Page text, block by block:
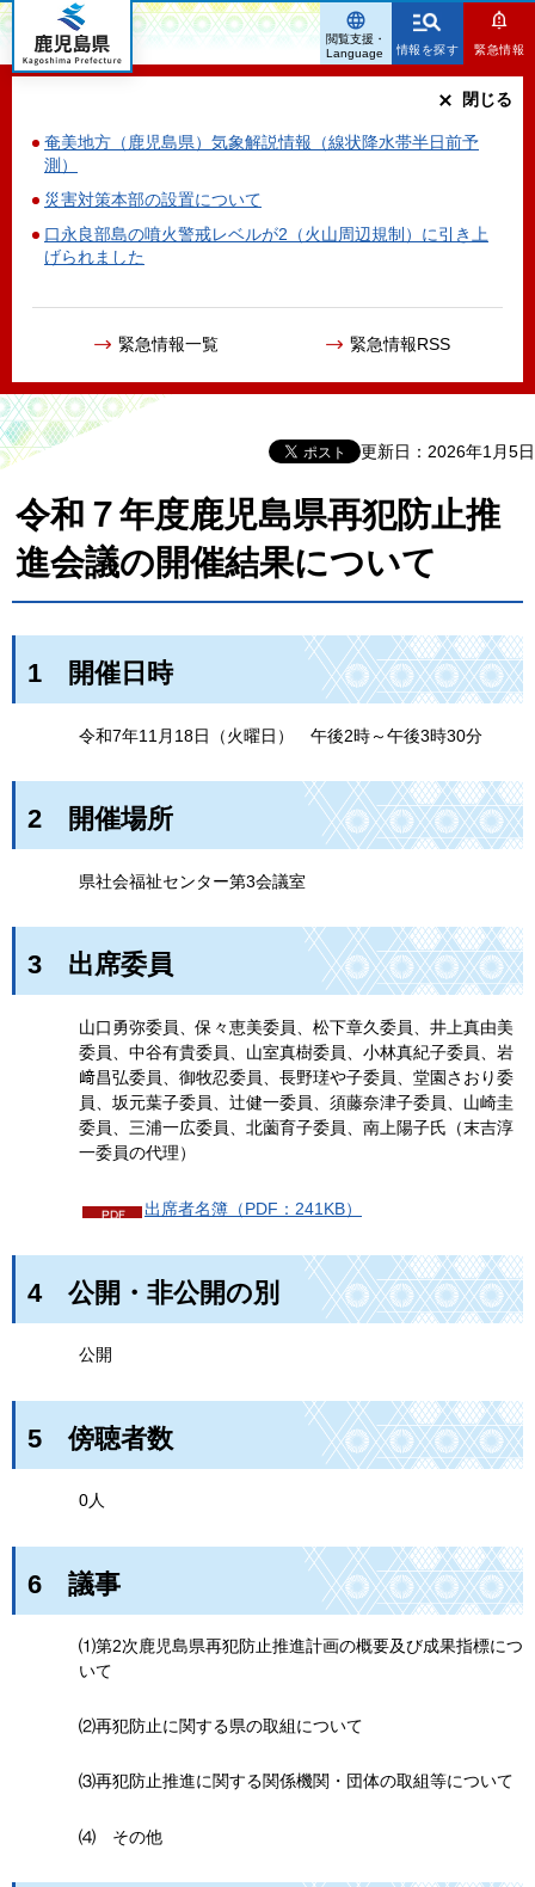
鹿児島県
情報を探す 緊急情報
奄美地方（鹿児島県）気象解説情報（線状降水帯半日前予
測）
災害対策本部の設置について
口永良部島の噴火警戒レベルが2（火山周辺規制）に引き上
げられました
緊急情報一覧 緊急情報RSS
閉じる
閲覧支援・
Language
更新日：2026年1月5日
令和７年度鹿児島県再犯防止推
進会議の開催結果について
1 開催日時
令和7年11月18日（火曜日） 午後2時～午後3時30分
2 開催場所
県社会福祉センター第3会議室
3 出席委員
山口勇弥委員、保々恵美委員、松下章久委員、井上真由美
委員、中谷有貴委員、山室真樹委員、小林真紀子委員、岩
﨑昌弘委員、御牧忍委員、長野瑳や子委員、堂園さおり委
員、坂元葉子委員、辻健一委員、須藤奈津子委員、山崎圭
委員、三浦一広委員、北薗育子委員、南上陽子氏（末吉淳
一委員の代理）
出席者名簿（PDF：241KB）
4 公開・非公開の別
公開
5 傍聴者数
0人
6 議事
⑴第2次鹿児島県再犯防止推進計画の概要及び成果指標につ
いて
⑵再犯防止に関する県の取組について
⑶再犯防止推進に関する関係機関・団体の取組等について
⑷ その他